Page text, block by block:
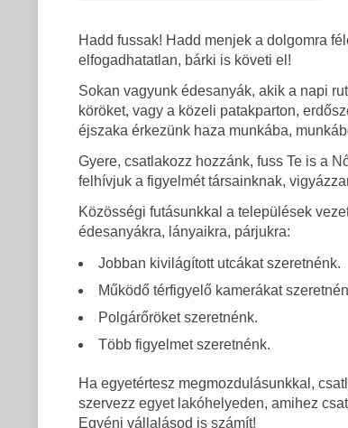
Hadd fussak! Hadd menjek a dolgomra
elfogadhatatlan, bárki is követi el!
Sokan vagyunk édesanyák, akik a napi
köröket, vagy a közeli patakparton,
éjszaka érkezünk haza munkába,
Gyere, csatlakozz hozzánk, fuss Te is a
felhívjuk a figyelmét társainknak,
Közösségi futásunkkal a települések
édesanyákra, lányaikra, párjukra:
Jobban kivilágított utcákat szeretnénk.
Működő térfigyelő kamerákat
Polgárőröket szeretnénk.
Több figyelmet szeretnénk.
Ha egyetértesz megmozdulásunkkal,
szervezz egyet lakóhelyeden, amihez
Egyéni vállalásod is számít!